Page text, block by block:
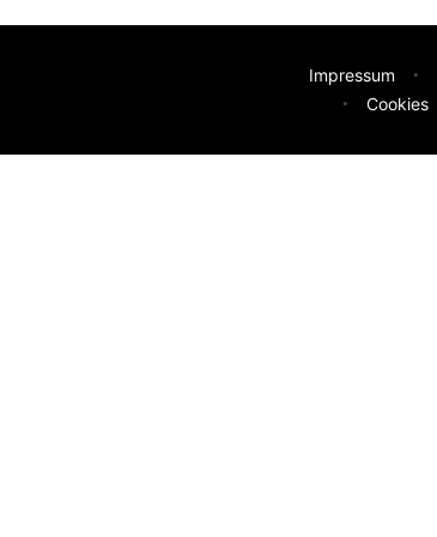
Impressum
Cookies